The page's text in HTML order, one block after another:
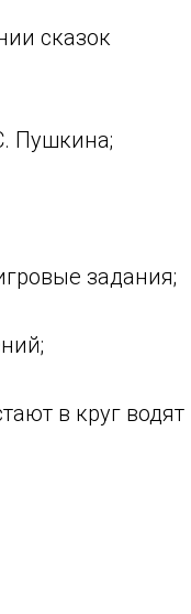
сказок
Пушкина;
задания;
в круг водят